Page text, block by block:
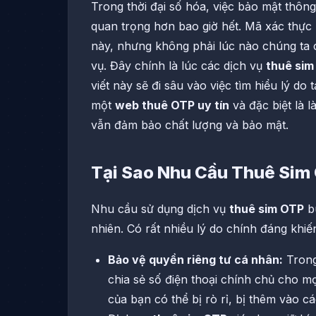
Trong thời đại số hóa, việc bảo mật
quan trọng hơn bao giờ hết. Mã xác
này, nhưng không phải lúc nào chúng
vụ. Đây chính là lúc các dịch vụ thuê sim
viết này sẽ đi sâu vào việc tìm hiểu lý do
một web thuê OTP uy tín và đặc biệt là
vẫn đảm bảo chất lượng và bảo mật.
Tại Sao Nhu Cầu Thuê
Nhu cầu sử dụng dịch vụ thuê sim OTP
nhiên. Có rất nhiều lý do chính đáng
Bảo vệ quyền riêng tư cá nhân:
chia sẻ số điện thoại chính chủ cho
của bạn có thể bị rò rỉ, bị thêm vào